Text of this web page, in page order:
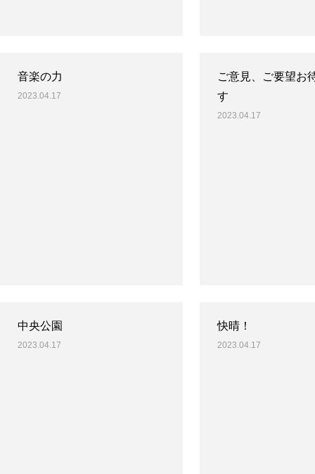
音楽の力
2023.04.17
ご意見、ご要望お
す
2023.04.17
中央公園
2023.04.17
快晴！
2023.04.17